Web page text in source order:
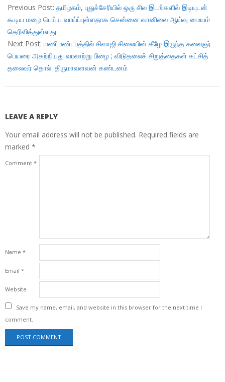
10-
01
Previous Post: தமிழகம், புதுச்சேரியில் ஒரு சில இடங்களில் இடியுடன்
கூடிய மழை பெய்ய வாய்ப்புள்ளதாக சென்னை வானிலை ஆய்வு மையம்
தெரிவித்துள்ளது.
Next Post: மணிமண்டபத்தில் சிவாஜி சிலையின் கீழே இருந்த கலைஞர்
பெயரை அகற்றியது வரலாற்று பிழை ; விடுதலைச் சிறுத்தைகள் கட்சித்
தலைவர் தொல். திருமாவளவன் கண்டனம்
LEAVE A REPLY
Your email address will not be published. Required fields are
marked *
Comment *
Name *
Email *
Website
Save my name, email, and website in this browser for the next time I
comment.